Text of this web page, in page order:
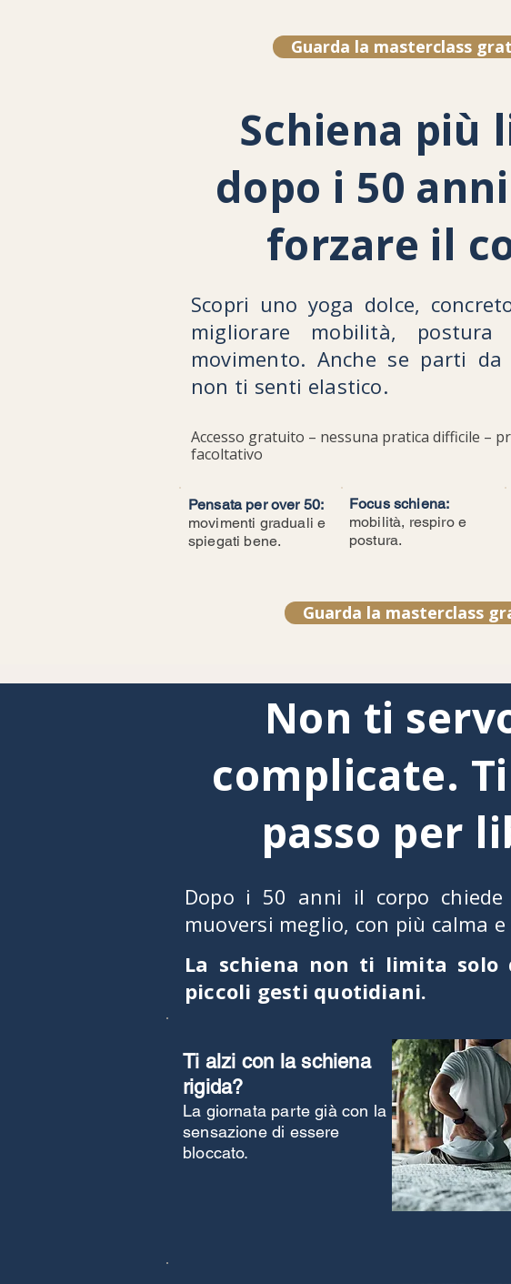
Guarda la masterclass
Schiena più
dopo i 50
forzare il
Scopri uno yoga dolce,
migliorare mobilità,
movimento. Anche se parti da
non ti senti elastico.
Accesso gratuito – nessuna pratica difficile –
facoltativo
Pensata per over 50:
movimenti graduali e
spiegati bene.
Focus schiena:
mobilità, respiro e
postura.
Guarda la masterclass
Non ti
complicate.
passo per
Dopo i 50 anni il corpo
muoversi meglio, con più calma
La schiena non ti limita
piccoli gesti quotidiani.
Ti alzi con la schiena
rigida?
La giornata parte già con la
sensazione di essere
bloccato.